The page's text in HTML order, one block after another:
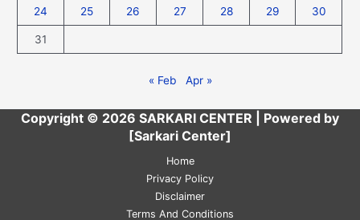
24 25 26 27 28 29 30
31
« Feb Apr »
Copyright © 2026 SARKARI CENTER | Powered by
[Sarkari Center]
Home
Privacy Policy
Disclaimer
Terms And Conditions